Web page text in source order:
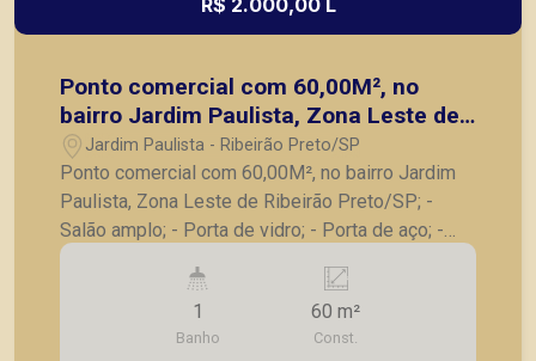
R$ 2.000,00 L
Ponto comercial com 60,00M², no
bairro Jardim Paulista, Zona Leste de
Ribeirão Preto/SP;
Jardim Paulista - Ribeirão Preto/SP
Ponto comercial com 60,00M², no bairro Jardim
Paulista, Zona Leste de Ribeirão Preto/SP; -
Salão amplo; - Porta de vidro; - Porta de aço; -
Banheiro; - Copa. A Piramid tem como objetivo
atender seus clientes com agilidade e segurança,
em locação, vendas de imóveis prontos, usados
ou mesmo nos principais lançamentos da cidade
1
Banho
60 m²
Const.